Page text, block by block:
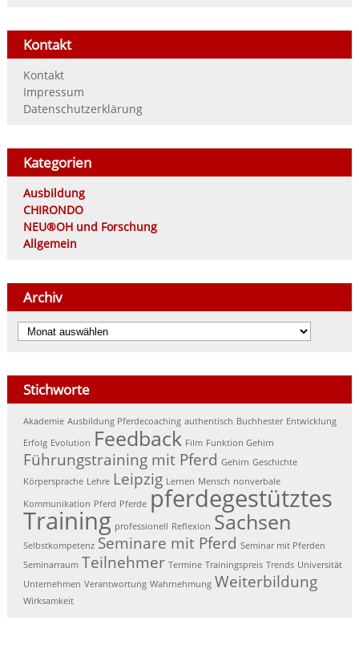
Kontakt
Kontakt
Impressum
Datenschutzerklärung
Kategorien
Ausbildung
CHIRONDO
NEU®OH und Forschung
Allgemein
Archiv
Archiv
Stichworte
Akademie Ausbildung Pferdecoaching authentisch Buchhester Entwicklung
Erfolg Evolution Feedback Film Funktion Gehirn
Führungstraining mit Pferd Gehirn Geschichte
Körpersprache Lehre Leipzig Lernen Mensch nonverbale
Kommunikation Pferd Pferde pferdegestütztes
Training professionell Reflexion Sachsen
Selbstkompetenz Seminare mit Pferd Seminar mit Pferden
Seminarraum Teilnehmer Termine Trainingspreis Trends Universität
Unternehmen Verantwortung Wahrnehmung Weiterbildung
Wirksamkeit